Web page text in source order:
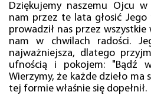
Dziękujemy naszemu Ojcu
nam przez te lata głosić Jego
prowadził nas przez wszystkie
nam w chwilach radości.
najważniejsza, dlatego
ufnością i pokojem: "Bądź
Wierzymy, że każde dzieło ma
tej formie właśnie się dopełnił.